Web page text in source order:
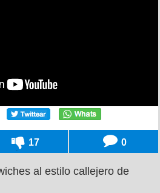
17 0
al estilo callejero de